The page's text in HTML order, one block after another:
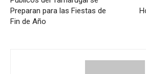
Preparan para las Fiestas de
Fin de Año